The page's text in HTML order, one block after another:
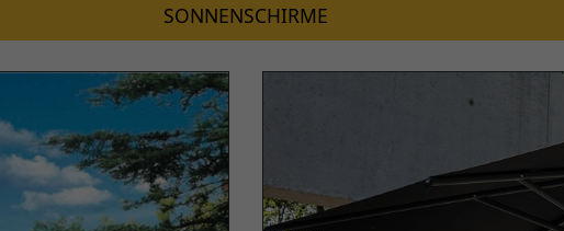
SONNENSCHIRME